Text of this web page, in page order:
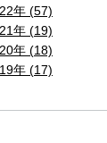
年 (57)
年 (19)
年 (18)
年 (17)